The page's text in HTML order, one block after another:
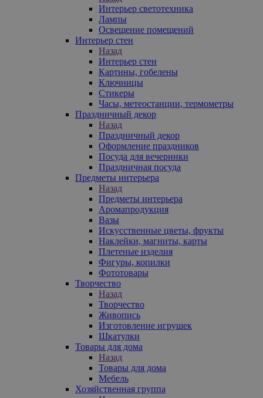
Интерьер светотехника
Лампы
Освещение помещений
Интерьер стен
Назад
Интерьер стен
Картины, гобелены
Ключницы
Стикеры
Часы, метеостанции, термометры
Праздничный декор
Назад
Праздничный декор
Оформление праздников
Посуда для вечеринки
Праздничная посуда
Предметы интерьера
Назад
Предметы интерьера
Аромапродукция
Вазы
Искусственные цветы, фрукты
Наклейки, магниты, карты
Плетеные изделия
Фигуры, копилки
Фототовары
Творчество
Назад
Творчество
Живопись
Изготовление игрушек
Шкатулки
Товары для дома
Назад
Товары для дома
Мебель
Хозяйственная группа